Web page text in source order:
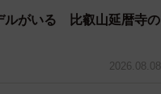
入ってくれないのに、入
心に共感の声が広がって
ルがいる 比叡山延暦寺の
2026.08.08